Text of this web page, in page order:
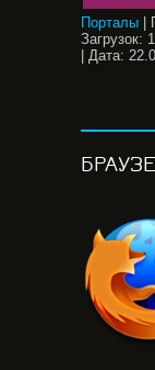
Порталы
Загрузок:
Дата: